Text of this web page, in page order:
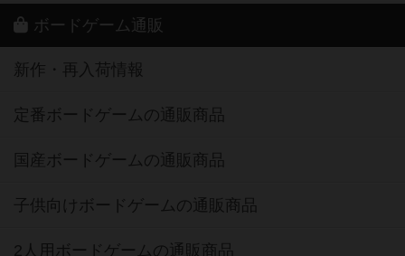
ボードゲーム通販
新作・再入荷情報
定番ボードゲームの通販商品
国産ボードゲームの通販商品
子供向けボードゲームの通販商品
2人用ボードゲームの通販商品